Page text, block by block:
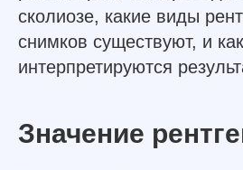
сколиозе, какие виды
снимков существуют, и как
интерпретируются
Значение